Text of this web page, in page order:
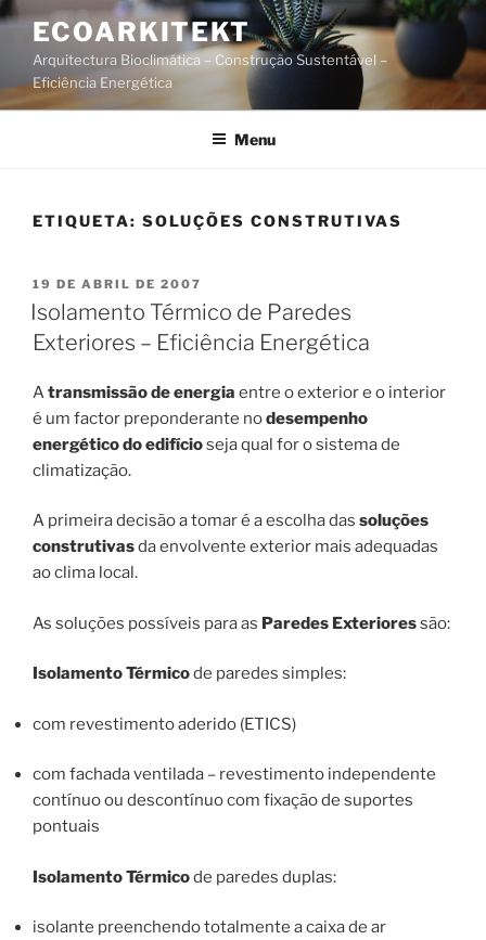
Saltar
conteúdo
ECOARKITEKT
Arquitectura Bioclimática – Construção Sustentável –
Eficiência Energética
Menu
ETIQUETA: SOLUÇÕES CONSTRUTIVAS
PUBLICADO
EM
19 DE ABRIL DE 2007
Isolamento Térmico de Paredes
Exteriores – Eficiência Energética
Atransmissão de energia entre o exterior e o interior
é um factor preponderante nodesempenho
energético do edifícioseja qual for o sistema de
climatização.
A primeira decisão a tomar é a escolha das soluções
construtivasda envolvente exterior mais adequadas
ao clima local.
As soluções possíveis para as Paredes Exterioressão:
Isolamento Térmicode paredes simples:
com revestimento aderido (ETICS)
com fachada ventilada – revestimento independente
contínuo ou descontínuo com fixação de suportes
pontuais
Isolamento Térmicode paredes duplas:
isolante preenchendo totalmente a caixa de ar